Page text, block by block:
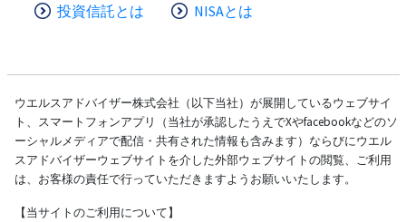
投資信託とは NISAとは
ウエルスアドバイザー株式会社（以下当社）が展開しているウェブサイ
ト、スマートフォンアプリ（当社が承認したうえでXやfacebookなどのソ
ーシャルメディアで配信・共有された情報も含みます）ならびにウエル
スアドバイザーウェブサイトを介した外部ウェブサイトの閲覧、ご利用
は、お客様の責任で行っていただきますようお願いいたします。
【当サイトのご利用について】